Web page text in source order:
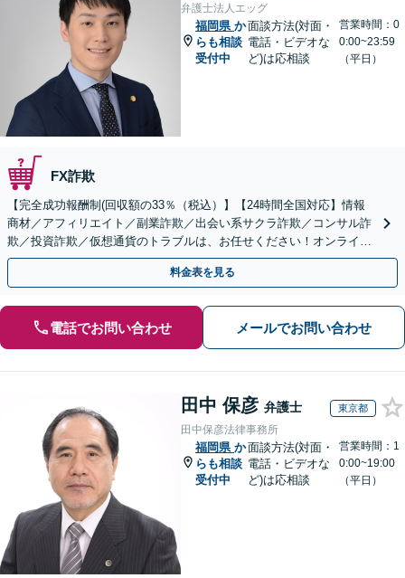
弁護士法人エッグ
福岡県 か
らも相談
受付中
面談方法(対面・
電話・ビデオな
ど)は応相談
営業時間：0
0:00~23:59
（平日）
FX詐欺
【完全成功報酬制(回収額の33％（税込）】【24時間全国対応】情報
商材／アフィリエイト／副業詐欺／出会い系サクラ詐欺／コンサル詐
欺／投資詐欺／仮想通貨のトラブルは、お任せください！オンライン
のみで解決も可能！
料金表を見る
電話でお問い合わせ メールでお問い合わせ
田中 保彦 弁護士 東京都
田中保彦法律事務所
福岡県 か
らも相談
受付中
面談方法(対面・
電話・ビデオな
ど)は応相談
営業時間：1
0:00~19:00
（平日）